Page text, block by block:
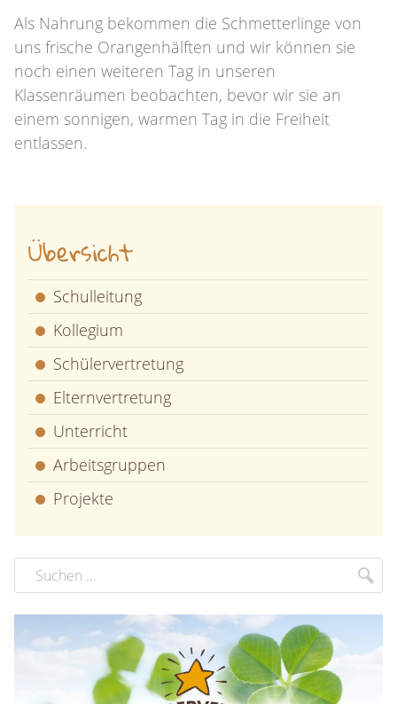
Als Nahrung bekommen die Schmetterlinge von
uns frische Orangenhälften und wir können sie
noch einen weiteren Tag in unseren
Klassenräumen beobachten, bevor wir sie an
einem sonnigen, warmen Tag in die Freiheit
entlassen.
Übersicht
Schulleitung
Kollegium
Schülervertretung
Elternvertretung
Unterricht
Arbeitsgruppen
Projekte
Suchbegriff